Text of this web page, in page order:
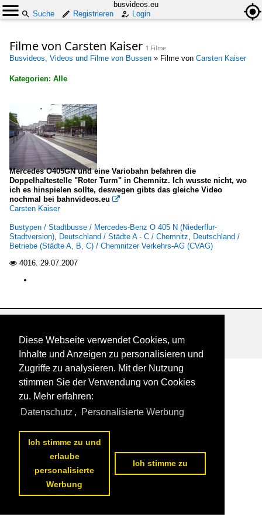
busvideos.eu
Suche
Registrieren Login
Filme von Carsten Kaiser 1 Filme
Busvideos, Videos und Filme von Bussen » Filme von Carsten Kaiser
Kategorien: Alle
Alle Kategorien
Bustypen
Stadtbusse
Mercedes-Benz O 405 N (Niederflur-Stadtversion)
Deutschland
Betriebe (Städte A, B, C)
Mercedes O405GN und eine Variobahn befahren die
Doppelhaltestelle "Roter Turm" in Chemnitz. Ich wusste nicht, wo
ich es hinspielen sollte, deswegen gibts das gleiche Video
nochmal bei bahnvideos.eu 
Carsten Kaiser
Bustypen / Stadtbusse / Mercedes-Benz O 405 N (Niederflur-
Stadtversion), Deutschland / Städte A - C / Chemnitz, Deutschland /
Betriebe (Städte A, B, C) / Chemnitzer Verkehrs-AG (CVAG)
 4016. 29.07.2007
Diese Webseite verwendet Cookies, um
Inhalte und Anzeigen zu personalisieren und
Zugriffe zu analysieren. Mit der Nutzung
stimmen Sie der Verwendung von Cookies
zu. Mehr erfahren:
Datenschutz , Personalisierte Werbung
Ich stimme zu und
erlaube
personalisierte
Werbung
Ich stimme zu